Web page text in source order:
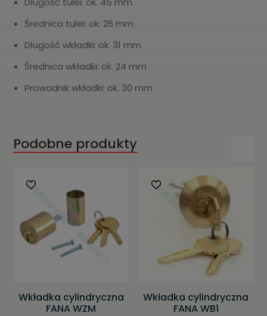
Średnica tulei: ok. 26 mm
Długość wkładki: ok. 31 mm
Średnica wkładki: ok. 24 mm
Prowadnik wkładki: ok. 30 mm
Podobne produkty
Wkładka cylindryczna
FANA WZM
Wkładka cylindryczna
FANA WB1